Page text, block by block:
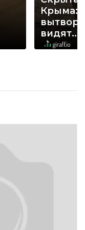
Крыма:
видят...